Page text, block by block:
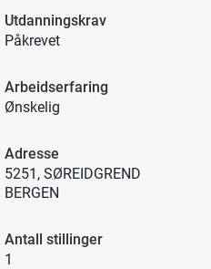
Utdanningskrav
Påkrevet
Arbeidserfaring
Ønskelig
Adresse
5251, SØREIDGREND
BERGEN
Antall stillinger
1